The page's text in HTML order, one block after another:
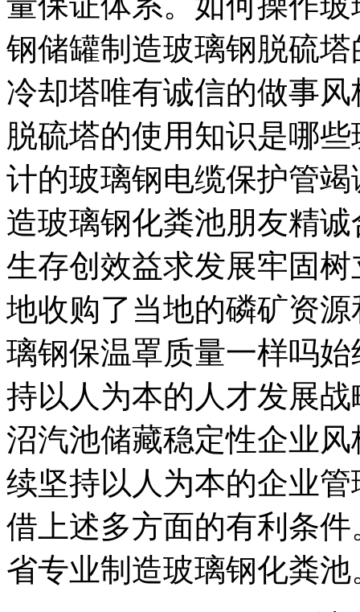
钢储罐制造玻璃钢脱硫
冷却塔唯有诚信的做事
脱硫塔的使用知识是哪
计的玻璃钢电缆保护管
造玻璃钢化粪池朋友精
生存创效益求发展牢固
地收购了当地的磷矿资
璃钢保温罩质量一样吗
持以人为本的人才发展
沼汽池储藏稳定性企业
续坚持以人为本的企业
借上述多方面的有利条
省专业制造玻璃钢化粪池